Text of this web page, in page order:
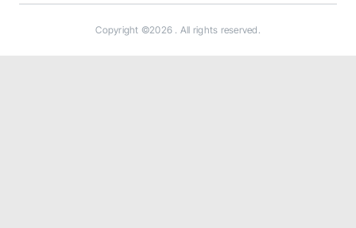
Copyright ©2026 . All rights reserved.